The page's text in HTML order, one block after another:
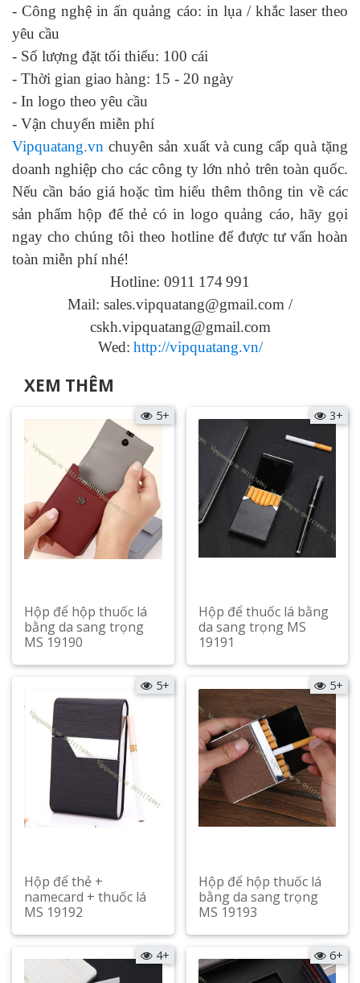
- Công nghệ in ấn quảng cáo: in lụa / khắc laser theo
yêu cầu
- Số lượng đặt tối thiểu: 100 cái
- Thời gian giao hàng: 1 5 - 20 ngày
- In logo theo yêu cầu
- Vận chuyển miễn phí
Vipquatang.vn chuyên sản xuất và cung cấp quà tặng
doanh nghiệp cho các công ty lớn nhỏ trên toàn quốc.
Nếu cần báo giá hoặc tìm hiểu thêm thông tin về các
sản phẩm hộp để thẻ có in logo quảng cáo, hãy gọi
ngay cho chúng tôi theo hotline để được tư vấn hoàn
toàn miễn phí nhé!
Hotline: 0911 174991
Mail: sales.vipquatang@gmail.com /
cskh.vipquatang@gmail.com
Wed: http://vipquatang.vn/
XEM THÊM
5+
Hộp để hộp thuốc lá
bằng da sang trọng
MS 19190
Xem chi tiết
3+
Hộp để thuốc lá bằng
da sang trọng MS
19191
Xem chi tiết
5+
Hộp để thẻ +
namecard + thuốc lá
MS 19192
Xem chi tiết
5+
Hộp để hộp thuốc lá
bằng da sang trọng
MS 19193
Xem chi tiết
4+
6+